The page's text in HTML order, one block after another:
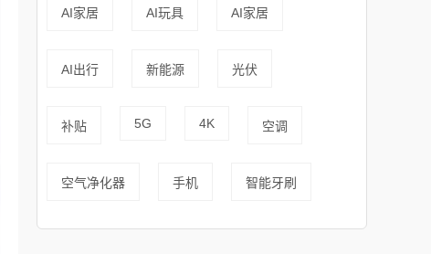
AI家居 AI玩具 AI家居
AI出行 新能源 光伏
补贴 5G 4K 空调
空气净化器 手机 智能牙刷